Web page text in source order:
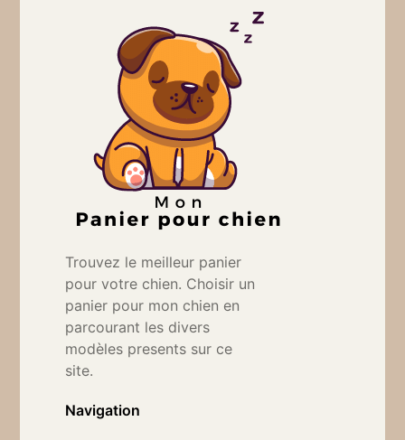
Trouvez le meilleur panier
pour votre chien. Choisir un
panier pour mon chien en
parcourant les divers
modèles presents sur ce
site.
Navigation